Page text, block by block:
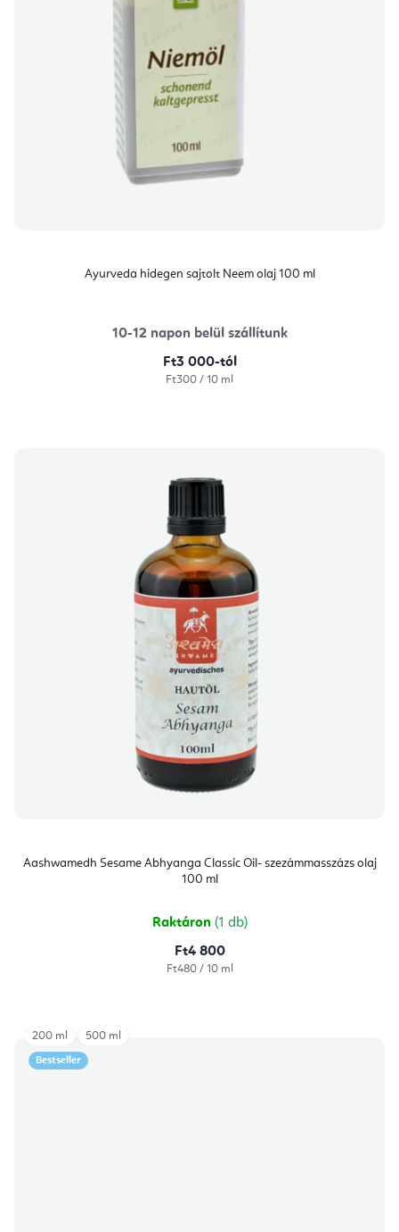
Ayurveda hidegen sajtolt Neem olaj 100 ml
10-12 napon belül szállítunk
Ft3 000-tól
Egységár:
Ft300 / 10 ml
Aashwamedh Sesame Abhyanga Classic Oil- szezámmasszázs olaj
100 ml
Raktáron (1 db)
Ft4 800
Egységár:
Ft480 / 10 ml
Bestseller
200 ml 500 ml